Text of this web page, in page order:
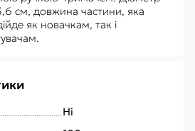
см, довжина частини, яка
як новачкам, так і
Ні